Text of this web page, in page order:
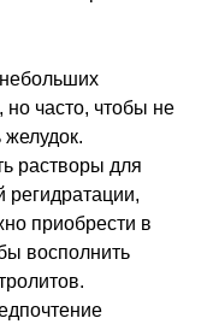
но часто, чтобы не
желудок.
растворы для
регидратации,
приобрести в
восполнить